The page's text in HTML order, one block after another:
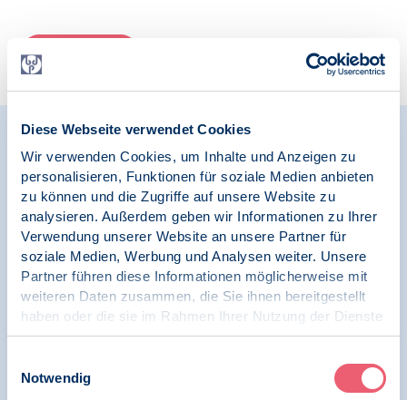
Diese Webseite verwendet Cookies
Wir verwenden Cookies, um Inhalte und Anzeigen zu
personalisieren, Funktionen für soziale Medien anbieten
zu können und die Zugriffe auf unsere Website zu
analysieren. Außerdem geben wir Informationen zu Ihrer
Verwendung unserer Website an unsere Partner für
soziale Medien, Werbung und Analysen weiter. Unsere
Partner führen diese Informationen möglicherweise mit
weiteren Daten zusammen, die Sie ihnen bereitgestellt
haben oder die sie im Rahmen Ihrer Nutzung der Dienste
gesammelt haben.
Notwendig
Zur Übersicht
Relevante Nachrichten
06.11.2024
Pressespiegel
Zwischen Herbstblues und Social-Media-
Hype: Womit wir uns den Herbst versüßen
können, Pia Lena Gran, RND